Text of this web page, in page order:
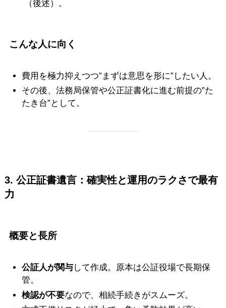
（後述）。
こんな人に向く
費用を極力抑えつつ”まずは意思を形に”したい人。
その後、法務局保管や公正証書化に進む前提の”た
たき台”として。
3. 公正証書遺言：確実性と運用のラクさで最有
力
概要と長所
公証人が関与して作成。原本は公証役場で長期保
管。
検認が不要なので、相続手続きがスムーズ。